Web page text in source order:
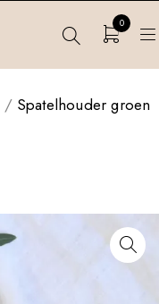
0
/ Spatelhouder groen